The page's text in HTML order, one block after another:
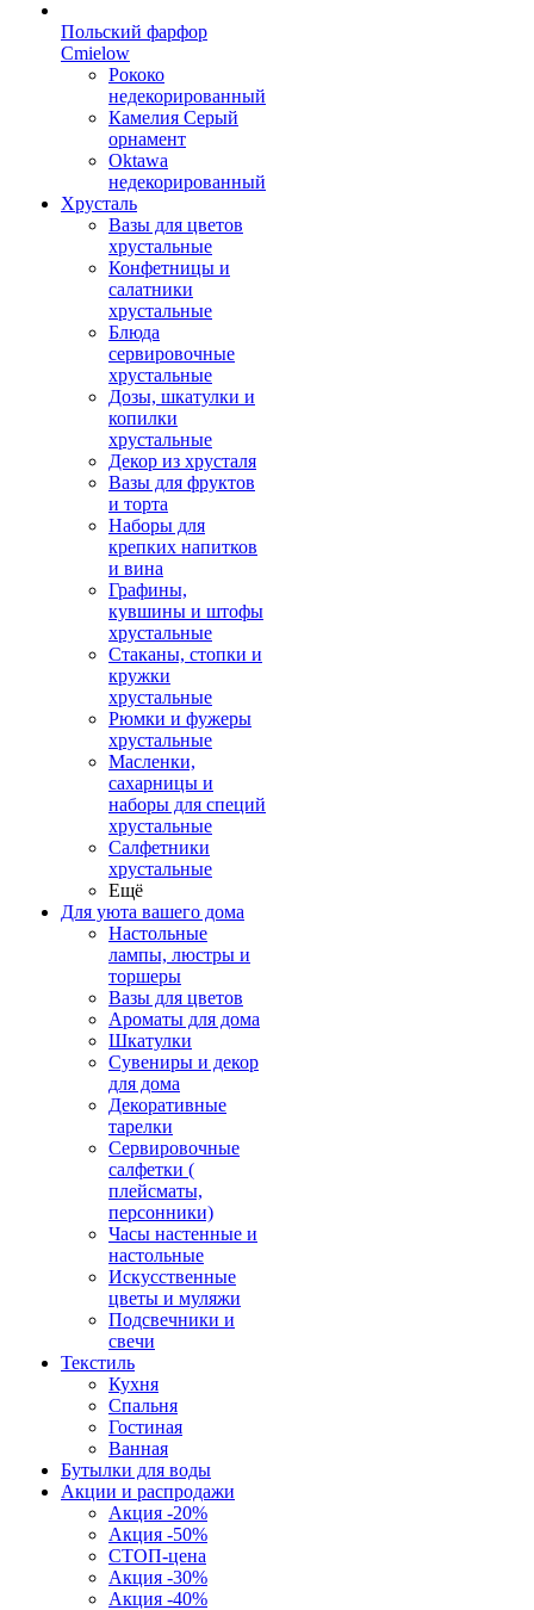
Польский фарфор
Сmielow
Рококо
недекорированный
Камелия Серый
орнамент
Oktawa
недекорированный
Хрусталь
Вазы для цветов
хрустальные
Конфетницы и
салатники
хрустальные
Блюда
сервировочные
хрустальные
Дозы, шкатулки и
копилки
хрустальные
Декор из хрусталя
Вазы для фруктов
и торта
Наборы для
крепких напитков
и вина
Графины,
кувшины и штофы
хрустальные
Стаканы, стопки и
кружки
хрустальные
Рюмки и фужеры
хрустальные
Масленки,
сахарницы и
наборы для специй
хрустальные
Салфетники
хрустальные
Ещё
Для уюта вашего дома
Настольные
лампы, люстры и
торшеры
Вазы для цветов
Ароматы для дома
Шкатулки
Сувениры и декор
для дома
Декоративные
тарелки
Сервировочные
салфетки (
плейсматы,
персонники)
Часы настенные и
настольные
Искусственные
цветы и муляжи
Подсвечники и
свечи
Текстиль
Кухня
Спальня
Гостиная
Ванная
Бутылки для воды
Акции и распродажи
Акция -20%
Акция -50%
СТОП-цена
Акция -30%
Акция -40%